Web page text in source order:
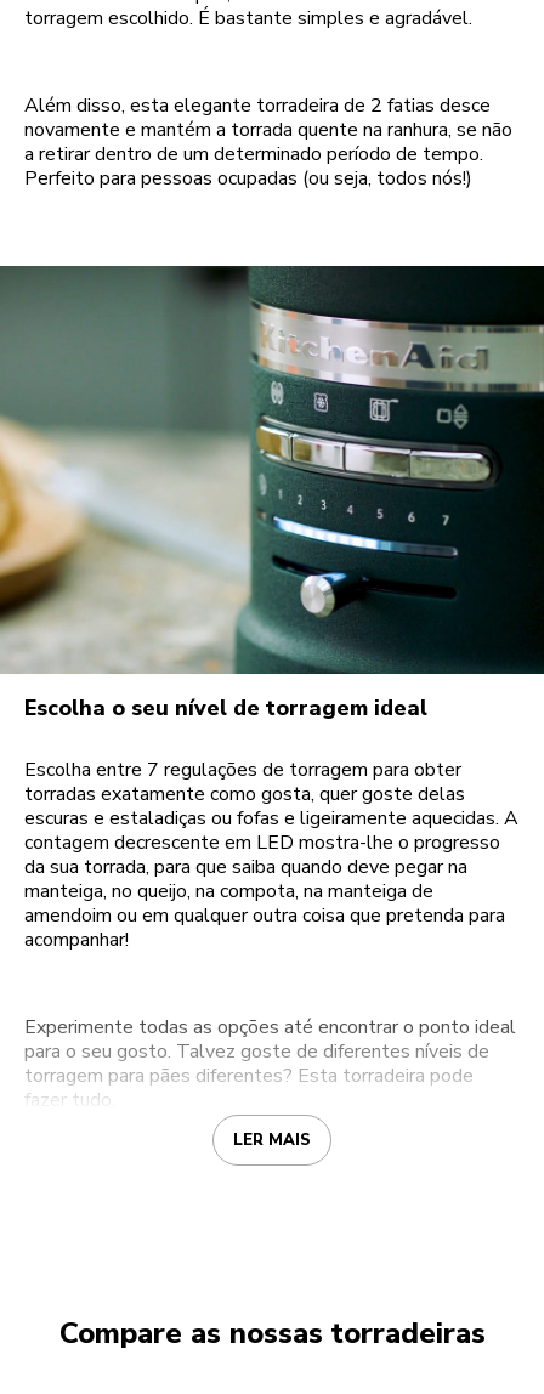
torragem escolhido. É bastante simples e agradável.
Além disso, esta elegante torradeira de 2 fatias desce
novamente e mantém a torrada quente na ranhura, se não
a retirar dentro de um determinado período de tempo.
Perfeito para pessoas ocupadas (ou seja, todos nós!)
Escolha o seu nível de torragem ideal
Escolha entre 7 regulações de torragem para obter
torradas exatamente como gosta, quer goste delas
escuras e estaladiças ou fofas e ligeiramente aquecidas. A
contagem decrescente em LED mostra-lhe o progresso
da sua torrada, para que saiba quando deve pegar na
manteiga, no queijo, na compota, na manteiga de
amendoim ou em qualquer outra coisa que pretenda para
acompanhar!
Experimente todas as opções até encontrar o ponto ideal
para o seu gosto. Talvez goste de diferentes níveis de
torragem para pães diferentes? Esta torradeira pode
fazer tudo.
LER MAIS
Compare as nossas torradeiras